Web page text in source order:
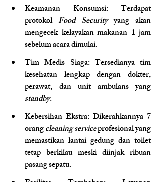
Keamanan Konsumsi: Terdapat
protokol Food Security yang akan
mengecek kelayakan makanan 1 jam
sebelum acara dimulai.
Tim Medis Siaga: Tersedianya tim
kesehatan lengkap dengan dokter,
standby.
Kebersihan Ekstra: Dikerahkannya 7
orang cleaning service profesional yang
memastikan lantai gedung dan toilet
tetap berkilau meski diinjak ribuan
pasang sepatu.